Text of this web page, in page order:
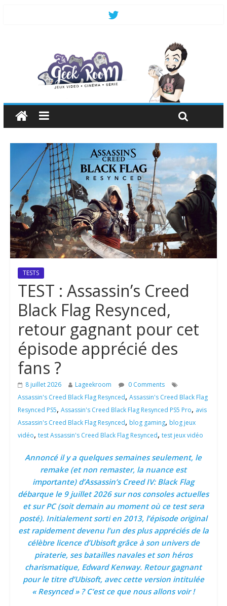
TESTS
TEST : Assassin’s Creed
Black Flag Resynced,
retour gagnant pour cet
épisode apprécié des
fans ?
8 juillet 2026 Lageekroom
0 Comments
Assassin's Creed Black Flag Resynced, Assassin's Creed Black Flag
Resynced PS5, Assassin's Creed Black Flag Resynced PS5 Pro, avis
Assassin's Creed Black Flag Resynced, blog gaming, blog jeux
vidéo, test Assassin's Creed Black Flag Resynced, test jeux vidéo
Annoncé il y a quelques semaines seulement, le
remake (et non remaster, la nuance est
importante) d’Assassin’s Creed IV: Black Flag
débarque le 9 juillet 2026 sur nos consoles actuelles
et sur PC (soit demain au moment où ce test sera
posté). Initialement sorti en 2013, l’épisode original
est rapidement devenu l’un des plus appréciés de la
célèbre licence d’Ubisoft grâce à son univers de
piraterie, ses batailles navales et son héros
charismatique, Edward Kenway. Retour gagnant
pour le titre d’Ubisoft, avec cette version intitulée
« Resynced » ? C’est ce que nous allons voir !